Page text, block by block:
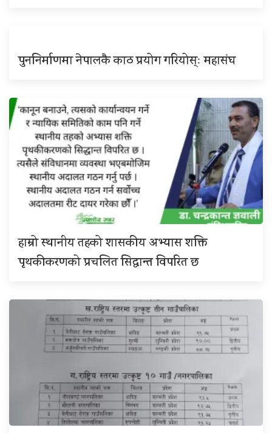
पुननिर्माणमा नेपालकै काठ प्रयोग गरियोस्ः महासंघ
हाम्रो स्थानीय तहको शासकीय अभ्यास शक्ति
पृथकीकरणको प्रचलित सिद्धान्त विपरित छ